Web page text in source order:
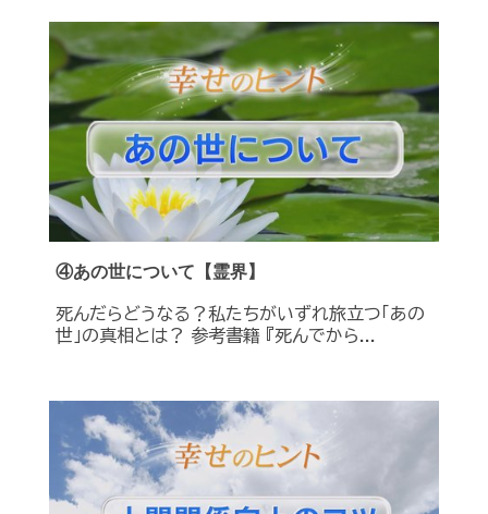
④あの世について【霊界】
死んだらどうなる？私たちがいずれ旅立つ「あの
世」の真相とは？ 参考書籍 『死んでから...